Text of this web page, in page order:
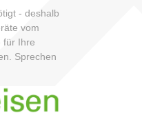
- deshalb
vom
für Ihre
Sprechen